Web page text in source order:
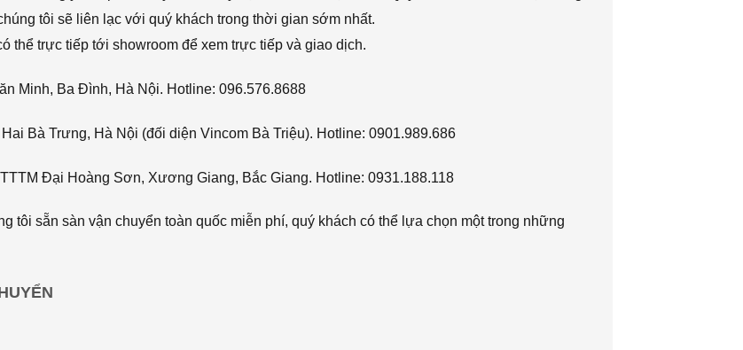
tôi sẽ liên lạc với quý khách trong thời gian sớm nhất.
thể trực tiếp tới showroom để xem trực tiếp và giao dịch.
Minh, Ba Đình, Hà Nội. Hotline: 096.576.8688
Bà Trưng, Hà Nội (đối diện Vincom Bà Triệu). Hotline: 0901.989.686
Đại Hoàng Sơn, Xương Giang, Bắc Giang. Hotline: 0931.188.118
tôi sẵn sàn vận chuyển toàn quốc miễn phí, quý khách có thể lựa chọn một trong những